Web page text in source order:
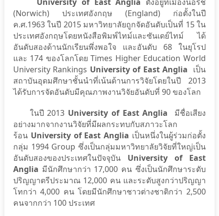
(Norwich)
ประเทศอังกฤษ (England) ก่อตั้งในปี
ค.ศ.1963 ในปี 2015 มหาวิทยาลัยถูกจัดอันดับเป็นที่ 15 ใน
ประเทศอังกฤษโดยหนังสือพิมพ์ไทม์และซันเดย์ไทม์ ได้
อันดับสองด้านนักเรียนพึ่งพอใจ และอันดับ 68 ในยุโรป
และ 174 ของโลกโดย Times Higher Education World
University Rankings University of East Anglia เป็น
สถาบันอุดมศึกษาชั้นนำที่เน้นด้านการวิจัยโดยในปี 2013
ได้รับการจัดอันดับมีคุณภาพงานวิจัยอันดับที่ 90 ของโลก
ในปี 2013 University of East Anglia มีชื่อเสียง
อย่างมากจากงานวิจัยที่มีผลกระทบกับสภาวะโลก
ร้อน University of East Anglia เป็นหนึ่งในผู้ร่วมก่อตั้ง
กลุ่ม 1994 Group ซึ่งเป็นกลุ่มมหาวิทยาลัยวิจัยที่ใหญ่เป็น
อันดับสองของประเทศในปัจจุบัน University of East
Anglia มีนักศึกษากว่า 17,000 คน ซึ่งเป็นนักศึกษาระดับ
ปริญญาตรีประมาณ 12,000 คน และระดับสูงกว่าปริญญา
โทกว่า 4,000 คน โดยมีนักศึกษาชาวต่างชาติกว่า 2,500
คนจากกว่า 100 ประเทศ